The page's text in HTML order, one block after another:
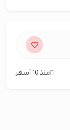
منذ 10 أشهر